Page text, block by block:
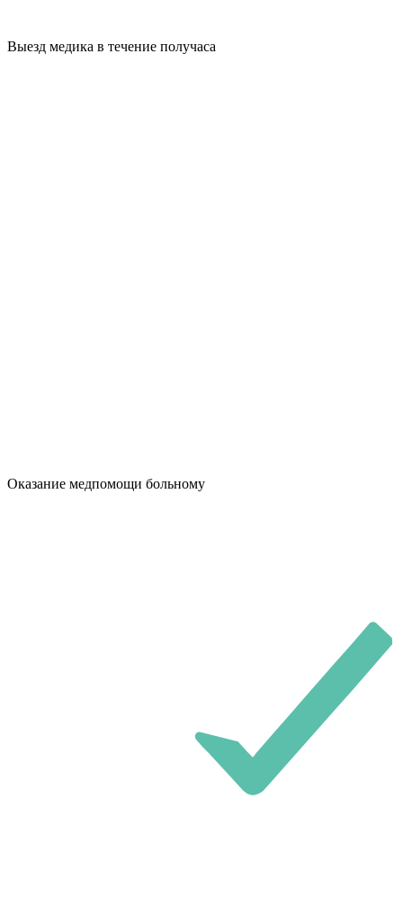
Выезд медика в течение получаса
Оказание медпомощи больному